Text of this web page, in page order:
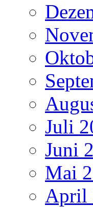
Juli
Juni
Mai
April